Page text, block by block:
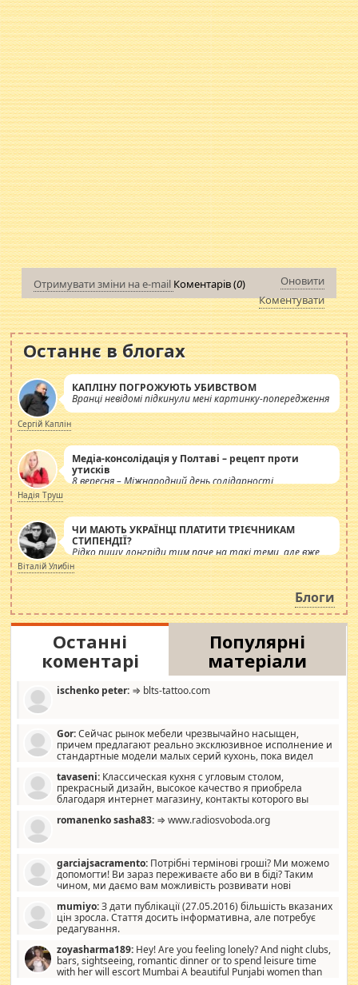
Отримувати зміни на e-mail Коментарів (0)
Оновити
Коментувати
Останнє в блогах
КАПЛІНУ ПОГРОЖУЮТЬ УБИВСТВОМ
Вранці невідомі підкинули мені картинку-попередження
Сергій Каплін
Медіа-консолідація у Полтаві – рецепт проти
утисків
8 вересня – Міжнародний день солідарності
журналістів.
Надія Труш
ЧИ МАЮТЬ УКРАЇНЦІ ПЛАТИТИ ТРІЄЧНИКАМ
СТИПЕНДІЇ?
Рідко пишу лонгріди тим паче на такі теми, але вже
просто дістало! Обурюють сьогоднішні інсенуації
навколо стипендіального питання. Штучно
роздувається ще одна соціальна катастрофа.
Віталій Улибін
Блоги
Останні
коментарі
Популярні
матеріали
ischenko peter: ⇒ blts-tattoo.com
Gor:Сейчас рынок мебели чрезвычайно насыщен,
причем предлагают реально эксклюзивное исполнение и
стандартные модели малых серий кухонь, пока видел
стандартные формы, в MebelOk, креативненько и что главное -
со вкусом все в порядке, без ненужных наворотов удорожающих
мебель, а это не последний фактор.
tavaseni: Классическая кухня с угловым столом,
прекрасный дизайн, высокое качество я приобрела
благодаря интернет магазину, контакты которого вы
romanenko sasha83: ⇒ www.radiosvoboda.org
garciajsacramento: Потрібні термінові гроші? Ми можемо
допомогти! Ви зараз переживаєте або ви в біді? Таким
чином, ми даємо вам можливість розвивати нові
допомагати людям, які намагаються дати їм шанс. Кожен
заслуговує на другий шанс, і, оскільки влада не зможе, вони
повинні приймати від інших. Для нас нема багато суми, і зрілість
витрат, а тільки узгоджених сум і нічого іншого. Не чекайте і не
коментуйте цей пост. Введіть суму, яку ви хочете подати, і ми
зв'яжемося з вами з усіма варіантами. зв'яжіться з нами
mumiyo:З дати публікації (27.05.2016) більшість вказаних
цін зросла. Стаття досить інформативна, але потребує
редагування.
zoyasharma189: Hey! Are you feeling lonely? And night clubs,
bars, sightseeing, romantic dinner or to spend leisure time
with her will escort Mumbai A beautiful Punjabi women than